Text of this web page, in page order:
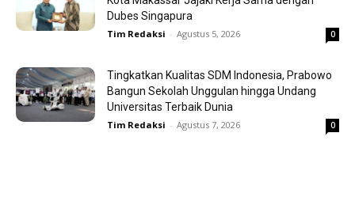
Dubes Singapura
Tim Redaksi - Agustus 5, 2026 0
Tingkatkan Kualitas SDM Indonesia, Prabowo
Bangun Sekolah Unggulan hingga Undang
Universitas Terbaik Dunia
Tim Redaksi - Agustus 7, 2026 0